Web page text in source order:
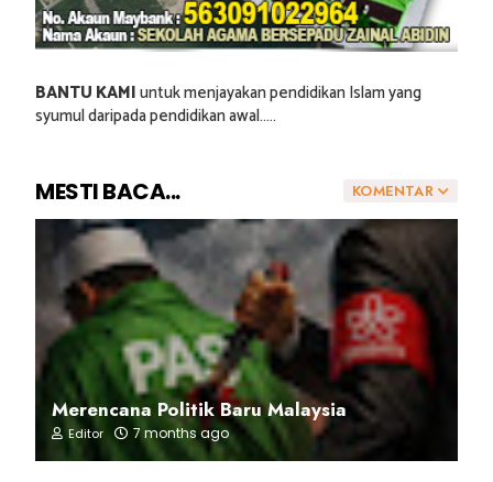
BANTU KAMIuntuk menjayakan pendidikan Islam yang
syumul daripada pendidikan awal.....
KOMENTAR
MESTI BACA...
Merencana Politik Baru Malaysia
Editor 7 months ago